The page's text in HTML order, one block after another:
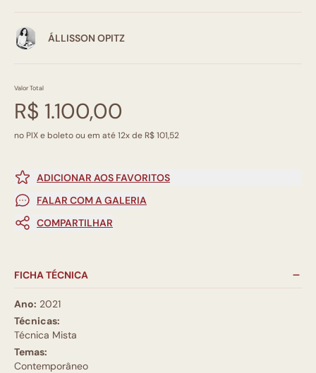
ÁLLISSON OPITZ
Valor Total
R$ 1.100,00
no PIX e boleto ou em até 12x de R$ 101,52
ADICIONAR AOS FAVORITOS
FALAR COM A GALERIA
COMPARTILHAR
FICHA TÉCNICA
Ano: 2021
Técnicas:
Técnica Mista
Temas:
Contemporâneo